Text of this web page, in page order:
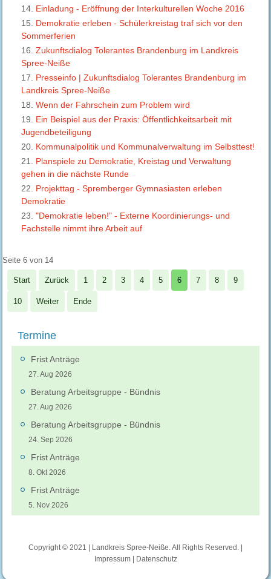
Einladung - Eröffnung der Interkulturellen Woche 2016
Demokratie erleben - Schülerkreistag traf sich vor den
Sommerferien
Zukunftsdialog Tolerantes Brandenburg im Landkreis
Spree-Neiße
Presseinfo | Zukunftsdialog Tolerantes Brandenburg im
Landkreis Spree-Neiße
Wenn der Fahrschein zum Problem wird
Ein Beispiel aus der Praxis: Öffentlichkeitsarbeit mit
Jugendbeteiligung
Kommunalpolitik und Kommunalverwaltung im Selbsttest!
Planspiele zu Demokratie, Kreistag und Verwaltung
gehen in die nächste Runde
Projekttag - Spremberger Gymnasiasten erleben
Demokratie
"Demokratie leben!" - Externe Koordinierungs- und
Fachstelle nimmt ihre Arbeit auf
Seite 6 von 14
Start Zurück 1 2 3 4 5 6 7 8 9
10 Weiter Ende
Termine
Frist Anträge
27. Aug 2026
Beratung Arbeitsgruppe - Bündnis
27. Aug 2026
Beratung Arbeitsgruppe - Bündnis
24. Sep 2026
Frist Anträge
8. Okt 2026
Frist Anträge
5. Nov 2026
Copyright © 2021 | Landkreis Spree-Neiße. All Rights Reserved. |
Impressum | Datenschutz